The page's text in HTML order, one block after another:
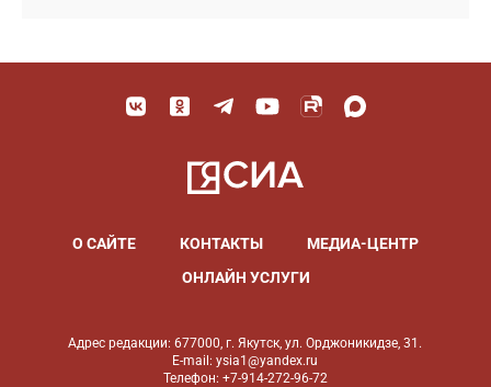
О САЙТЕ КОНТАКТЫ
МЕДИА-ЦЕНТР
ОНЛАЙН УСЛУГИ
Адрес редакции: 677000, г. Якутск, ул. Орджоникидзе, 31.
E-mail: ysia1@yandex.ru
Телефон: +7-914-272-96-72